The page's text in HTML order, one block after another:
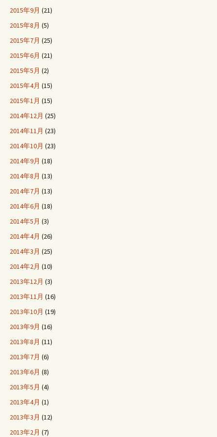
2015年9月 (21)
2015年8月 (5)
2015年7月 (25)
2015年6月 (21)
2015年5月 (2)
2015年4月 (15)
2015年1月 (15)
2014年12月 (25)
2014年11月 (23)
2014年10月 (23)
2014年9月 (18)
2014年8月 (13)
2014年7月 (13)
2014年6月 (18)
2014年5月 (3)
2014年4月 (26)
2014年3月 (25)
2014年2月 (10)
2013年12月 (3)
2013年11月 (16)
2013年10月 (19)
2013年9月 (16)
2013年8月 (11)
2013年7月 (6)
2013年6月 (8)
2013年5月 (4)
2013年4月 (1)
2013年3月 (12)
2013年2月 (7)